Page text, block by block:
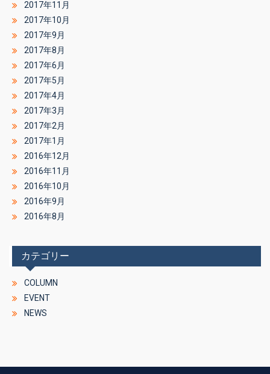
2017年11月
2017年10月
2017年9月
2017年8月
2017年6月
2017年5月
2017年4月
2017年3月
2017年2月
2017年1月
2016年12月
2016年11月
2016年10月
2016年9月
2016年8月
カテゴリー
COLUMN
EVENT
NEWS